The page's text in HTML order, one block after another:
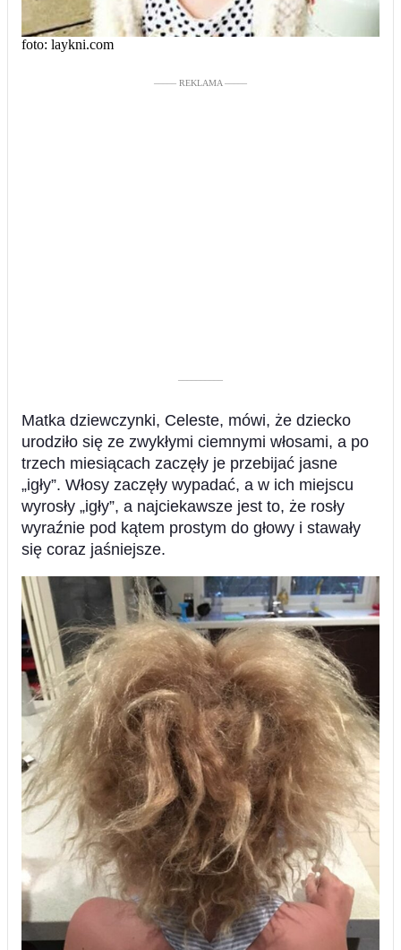
foto: laykni.com
––––– REKLAMA –––––
––––––––––
Matka dziewczynki, Celeste, mówi, że dziecko
urodziło się ze zwykłymi ciemnymi włosami, a po
trzech miesiącach zaczęły je przebijać jasne
„igły”. Włosy zaczęły wypadać, a w ich miejscu
wyrosły „igły”, a najciekawsze jest to, że rosły
wyraźnie pod kątem prostym do głowy i stawały
się coraz jaśniejsze.